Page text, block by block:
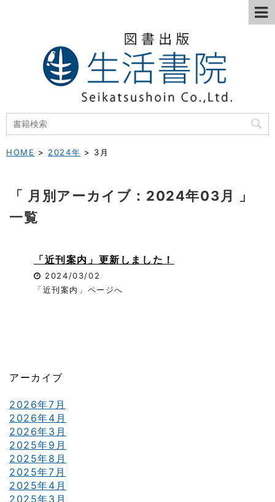
HOME > 2024年 > 3月
「 月別アーカイブ：2024年03月 」
一覧
「近刊案内」更新しました！
2024/03/02
「近刊案内」ページへ
アーカイブ
2026年7月
2026年4月
2026年3月
2025年9月
2025年8月
2025年7月
2025年4月
2025年3月